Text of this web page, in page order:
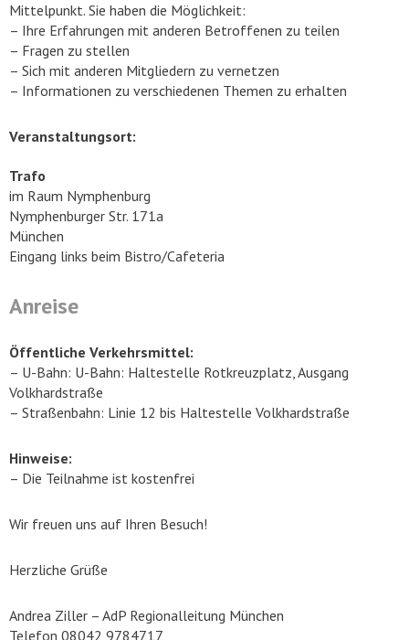
Mittelpunkt. Sie haben die Möglichkeit:
– Ihre Erfahrungen mit anderen Betroffenen zu teilen
– Fragen zu stellen
– Sich mit anderen Mitgliedern zu vernetzen
– Informationen zu verschiedenen Themen zu erhalten
Veranstaltungsort:
Trafo
im Raum Nymphenburg
Nymphenburger Str. 171a
München
Eingang links beim Bistro/Cafeteria
Anreise
Öffentliche Verkehrsmittel:
– U-Bahn: U-Bahn: Haltestelle Rotkreuzplatz, Ausgang
Volkhardstraße
– Straßenbahn: Linie 12 bis Haltestelle Volkhardstraße
Hinweise:
– Die Teilnahme ist kostenfrei
Wir freuen uns auf Ihren Besuch!
Herzliche Grüße
Andrea Ziller – AdP Regionalleitung München
Telefon 08042 9784717